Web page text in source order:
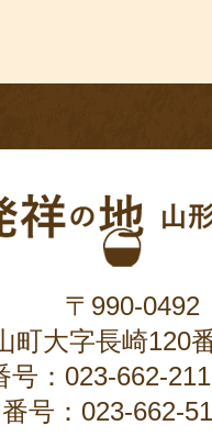
〒990-0492
町大字長崎120
号：023-662-
号：023-662-